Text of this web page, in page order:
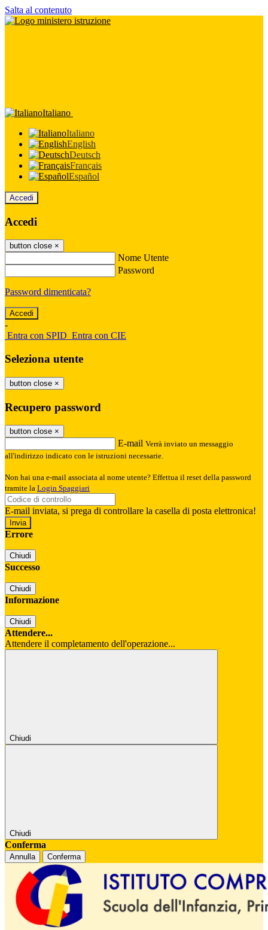
Salta al contenuto
Italiano
Italiano
English
Deutsch
Français
Español
Accedi
Accedi
button close ×
Nome Utente
Password
Password dimenticata?
-
Entra con SPID Entra con CIE
Seleziona utente
button close ×
Recupero password
button close ×
E-mail Verrà inviato un messaggio
all'indirizzo indicato con le istruzioni necessarie.
Non hai una e-mail associata al nome utente? Effettua il reset della password
tramite la Login Spaggiari
E-mail inviata, si prega di controllare la casella di posta elettronica!
Errore
Chiudi
Successo
Chiudi
Informazione
Chiudi
Attendere...
Attendere il completamento dell'operazione...
Chiudi
Chiudi
Conferma
Annulla Conferma